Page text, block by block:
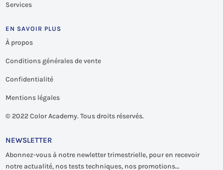
Services
EN SAVOIR PLUS
À propos
Conditions générales de vente
Confidentialité
Mentions légales
© 2022 Color Academy. Tous droits réservés.
NEWSLETTER
Abonnez-vous à notre newletter trimestrielle, pour en recevoir
notre actualité, nos tests techniques, nos promotions…